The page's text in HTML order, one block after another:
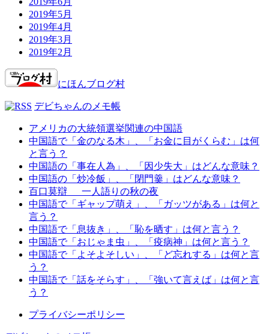
2019年5月
2019年4月
2019年3月
2019年2月
にほんブログ村
デビちゃんのメモ帳
アメリカの大統領選挙関連の中国語
中国語で「金のなる木」、「お金に目がくらむ」は何
と言う？
中国語の「事在人為」、「因少失大」はどんな意味？
中国語の「炒冷飯」、「閉門羹」はどんな意味？
百口莫辯 一人語りの秋の夜
中国語で「ギャップ萌え」、「ガッツがある」は何と
言う？
中国語で「息抜き」、「恥を晒す」は何と言う？
中国語で「おじゃま虫」、「疫病神」は何と言う？
中国語で「よそよそしい」、「ど忘れする」は何と言
う？
中国語で「話をそらす」、「強いて言えば」は何と言
う？
プライバシーポリシー